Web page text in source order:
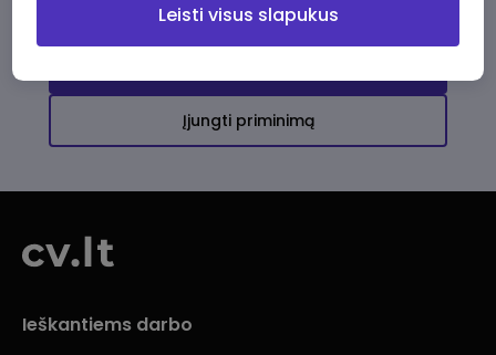
Įjungti priminimą
Ieškantiems darbo
Leisti visus slapukus